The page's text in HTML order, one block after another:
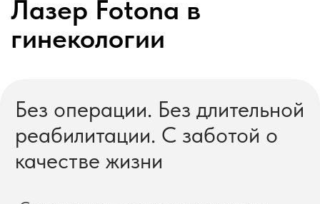
Без операции. Без длительной
реабилитации. С заботой о
Современные лазерные технологии
позволяют деликатно решать
гинекологические проблемы без
хирургии, разрезов и госпитализации.